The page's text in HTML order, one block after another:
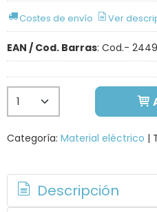
Costes de envío Ver
EAN / Cod. Barras: Cod.-
Categoría: Material eléctrico |
Descripción